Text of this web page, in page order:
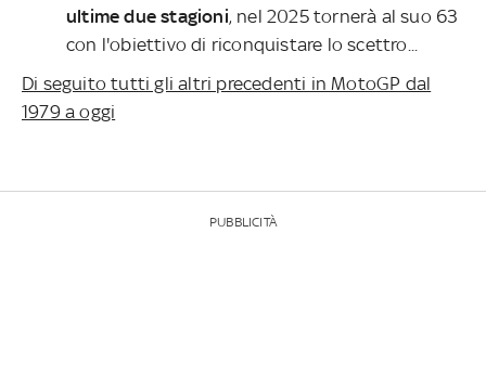
ultime due stagioni, nel 2025 tornerà al suo 63
con l'obiettivo di riconquistare lo scettro...
Di seguito tutti gli altri precedenti in MotoGP dal
1979 a oggi
PUBBLICITÀ